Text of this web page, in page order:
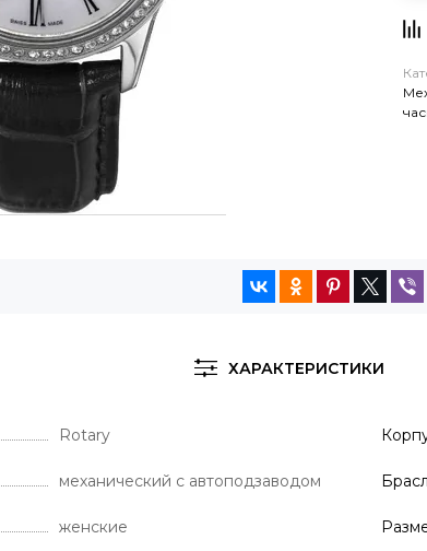
ХАРАКТЕРИСТИКИ
Rotary
механический с автоподзаводом
женские